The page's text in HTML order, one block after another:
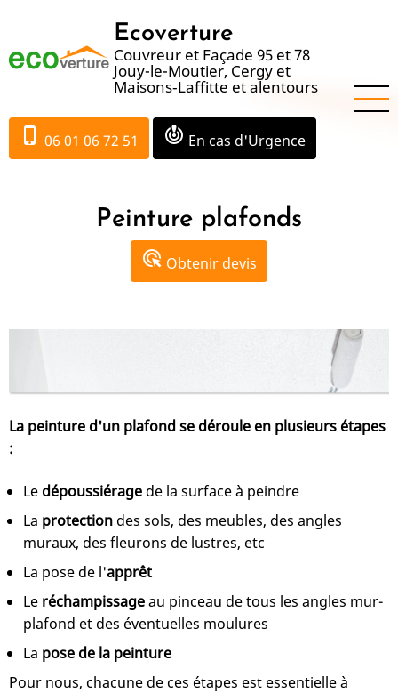
contenu
Ecoverture
Couvreur et Façade 95 et 78
Jouy-le-Moutier, Cergy et
Maisons‑Laffitte et alentours
phone_iphone 06 01 06 72 51 crisis_alert En cas d'Urgence
Peinture plafonds
ads_click Obtenir devis
La peinture d'un plafond se déroule en plusieurs étapes
:
Le dépoussiérage de la surface à peindre
La protection des sols, des meubles, des angles
muraux, des fleurons de lustres, etc
La pose de l'apprêt
Le réchampissageau pinceau de tous les angles mur-
plafond et des éventuelles moulures
La pose de la peinture
Pour nous, chacune de ces étapes est essentielle à